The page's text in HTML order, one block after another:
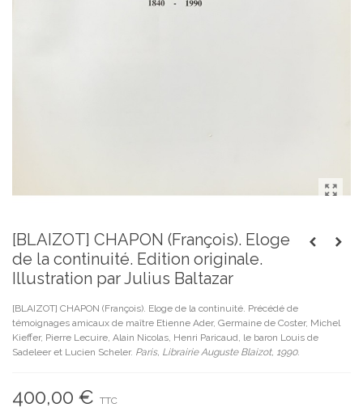
[BLAIZOT] CHAPON (François). Eloge
de la continuité. Edition originale.
Illustration par Julius Baltazar
[BLAIZOT] CHAPON (François). Eloge de la continuité. Précédé de
témoignages amicaux de maître Etienne Ader, Germaine de Coster, Michel
Kieffer, Pierre Lecuire, Alain Nicolas, Henri Paricaud, le baron Louis de
Sadeleer et Lucien Scheler. Paris, Librairie Auguste Blaizot, 1990.
400,00 € TTC